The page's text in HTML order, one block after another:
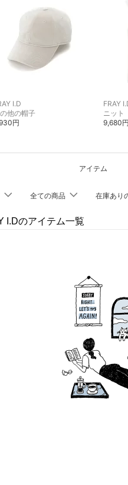
I.D
他の帽子
円
FRAY
ニット
9,680円
アイテム
全ての商品 在庫あり
I.Dのアイテム一覧